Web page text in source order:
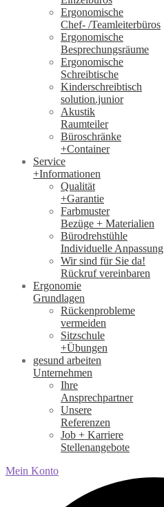
Ergonomische
Chef- /Teamleiterbüros
Ergonomische
Besprechungsräume
Ergonomische
Schreibtische
Kinderschreibtisch
solution.junior
Akustik
Raumteiler
Büroschränke
+Container
Service
+Informationen
Qualität
+Garantie
Farbmuster
Bezüge + Materialien
Bürodrehstühle
Individuelle Anpassung
Wir sind für Sie da!
Rückruf vereinbaren
Ergonomie
Grundlagen
Rückenprobleme
vermeiden
Sitzschule
+Übungen
gesund arbeiten
Unternehmen
Ihre
Ansprechpartner
Unsere
Referenzen
Job + Karriere
Stellenangebote
Mein Konto